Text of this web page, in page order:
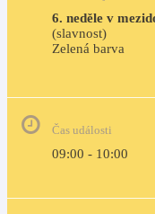
6. neděle v
(slavnost)
Čas události
09:00 - 10:00